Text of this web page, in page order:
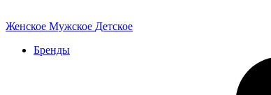
Женское Мужское Детское
Бренды